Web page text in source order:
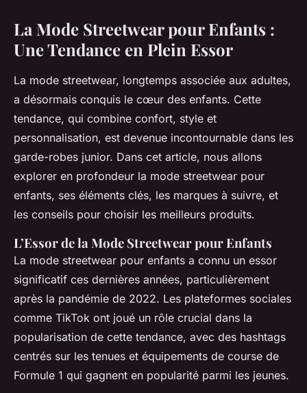
La Mode Streetwear pour Enfants :
Une Tendance en Plein Essor
La mode streetwear, longtemps associée aux adultes,
a désormais conquis le cœur des enfants. Cette
tendance, qui combine confort, style et
personnalisation, est devenue incontournable dans les
garde-robes junior. Dans cet article, nous allons
explorer en profondeur la mode streetwear pour
enfants, ses éléments clés, les marques à suivre, et
les conseils pour choisir les meilleurs produits.
L’Essor de la Mode Streetwear pour Enfants
La mode streetwear pour enfants a connu un essor
significatif ces dernières années, particulièrement
après la pandémie de 2022. Les plateformes sociales
comme TikTok ont joué un rôle crucial dans la
popularisation de cette tendance, avec des hashtags
centrés sur les tenues et équipements de course de
Formule 1 qui gagnent en popularité parmi les jeunes.